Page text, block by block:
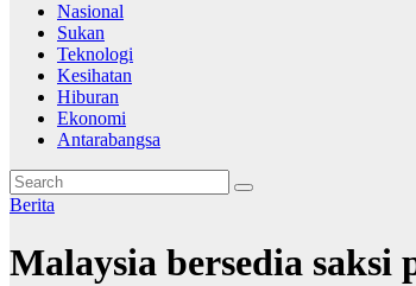
Nasional
Sukan
Teknologi
Kesihatan
Hiburan
Ekonomi
Antarabangsa
Berita
Malaysia bersedia